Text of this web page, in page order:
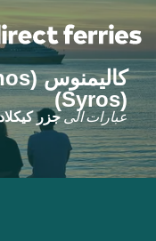
البلدان
تذاكر العبّارة
(Syros)
عبارات الىجزر